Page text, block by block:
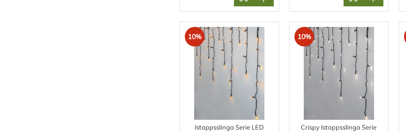
10%
Istappsslinga Serie LED
10%
Crispy Istappsslinga Serie